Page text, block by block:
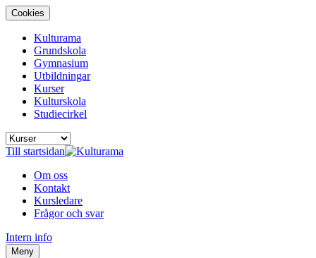
Cookies
Kulturama
Grundskola
Gymnasium
Utbildningar
Kurser
Kulturskola
Studiecirkel
Till startsidan
Om oss
Kontakt
Kursledare
Frågor och svar
Intern info
Meny